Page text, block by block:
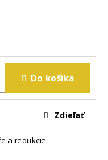
Do košíka
a redukcie
Zdieľať